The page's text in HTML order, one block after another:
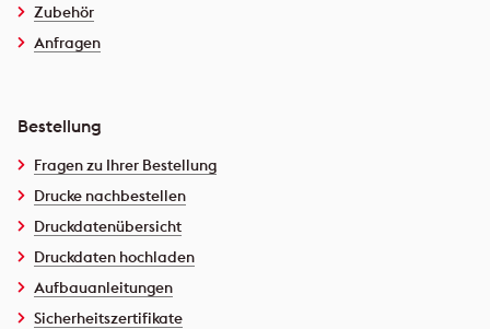
Zubehör
Anfragen
Bestellung
Fragen zu Ihrer Bestellung
Drucke nachbestellen
Druckdatenübersicht
Druckdaten hochladen
Aufbauanleitungen
Sicherheitszertifikate